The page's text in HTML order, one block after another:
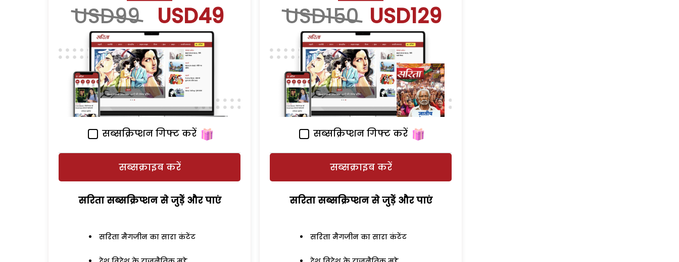
USD99 USD49
सब्सक्रिप्शन गिफ्ट करें
सब्सक्राइब करें
सरिता सब्सक्रिप्शन से जुड़ेें और पाएं
सरिता मैगजीन का सारा कंटेंट
USD150 USD129
सब्सक्रिप्शन गिफ्ट करें
सब्सक्राइब करें
सरिता सब्सक्रिप्शन से जुड़ेें और पाएं
सरिता मैगजीन का सारा कंटेंट